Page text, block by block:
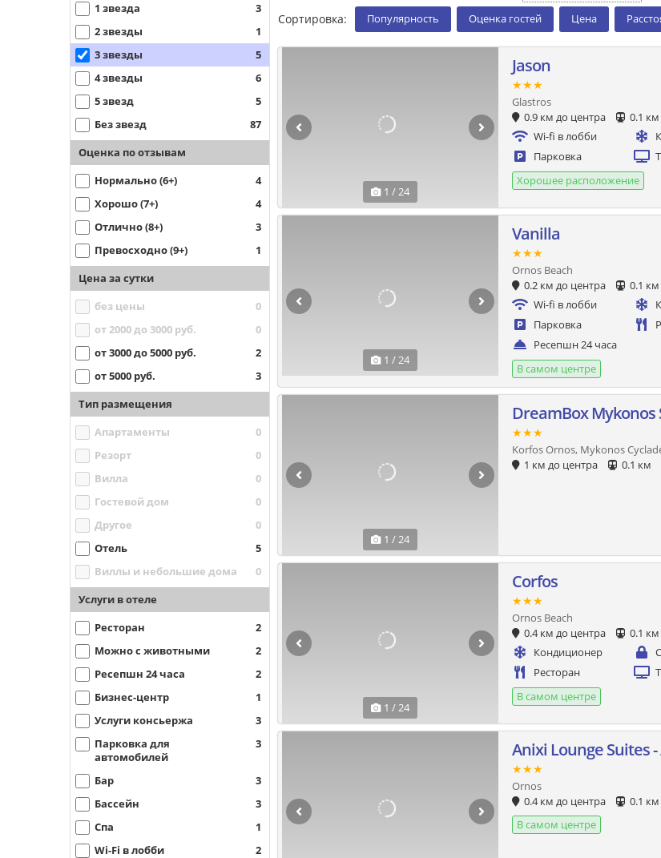
1 звезда
3
2 звезды
1
3 звезды
5
4 звезды
6
5 звезд
5
Без звезд
87
Оценка по отзывам
Нормально (6+)
4
Хорошо (7+)
4
Отлично (8+)
3
Превосходно (9+)
1
Цена за сутки
без цены
0
от 2000 до 3000 руб.
0
от 3000 до 5000 руб.
2
от 5000 руб.
3
Тип размещения
Апартаменты
0
Резорт
0
Вилла
0
Гостевой дом
0
Другое
0
Отель
5
Виллы и небольшие дома
0
Услуги в отеле
Ресторан
2
Можно с животными
2
Ресепшн 24 часа
2
Бизнес-центр
1
Услуги консьержа
3
Парковка для
автомобилей
3
Бар
3
Бассейн
3
Спа
1
Wi-Fi в лобби
2
Сортировка:
Популярность Оценка гостей Цена
1 / 24
Jason
★★★
Glastros
0.9 км до центра
0.1 км
Wi-fi в лобби
Парковка
Хорошее расположение
1 / 24
Vanilla
★★★
Ornos Beach
0.2 км до центра
0.1 км
Wi-fi в лобби
Парковка
Ресепшн 24 часа
В самом центре
1 / 24
DreamBox Mykonos
★★★
Korfos Ornos, Mykonos
1 км до центра
0.1 км
1 / 24
Corfos
★★★
Ornos Beach
0.4 км до центра
0.1 км
Кондиционер
Ресторан
В самом центре
Anixi Lounge Suites
★★★
Ornos
0.4 км до центра
0.1 км
В самом центре